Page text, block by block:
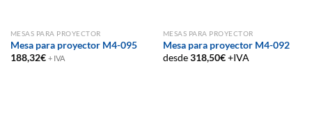
MESAS PARA PROYECTOR
Mesa para proyector M4-095
188,32€ + IVA
MESAS PARA PROYECTOR
Mesa para proyector M4-092
desde318,50€+IVA